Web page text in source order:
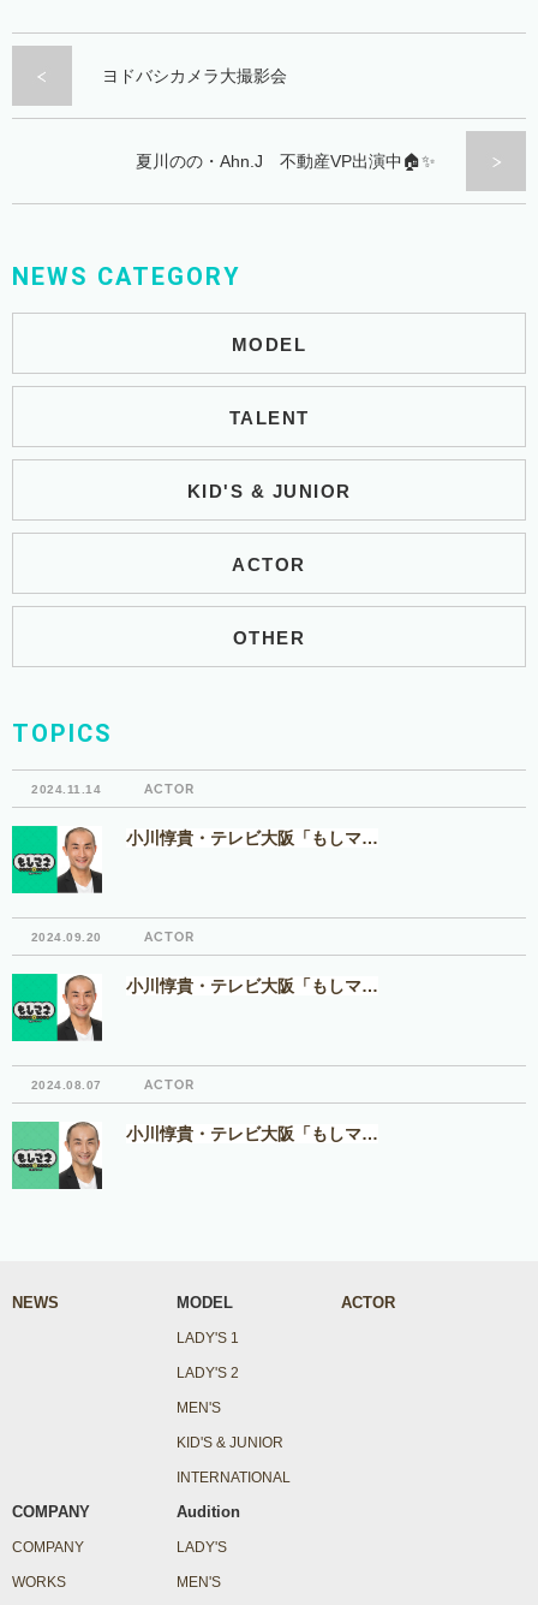
ヨドバシカメラ大撮影会
夏川のの・Ahn.J 不動産VP出演中🏠✨
NEWS CATEGORY
MODEL
TALENT
KID'S & JUNIOR
ACTOR
OTHER
TOPICS
2024.11.14 ACTOR
小川惇貴・テレビ大阪「もしマ…
2024.09.20 ACTOR
小川惇貴・テレビ大阪「もしマ…
2024.08.07 ACTOR
小川惇貴・テレビ大阪「もしマ…
NEWS MODEL
LADY'S 1
LADY'S 2
MEN'S
KID'S & JUNIOR
INTERNATIONAL
ACTOR
COMPANY
COMPANY
WORKS
Audition
LADY'S
MEN'S